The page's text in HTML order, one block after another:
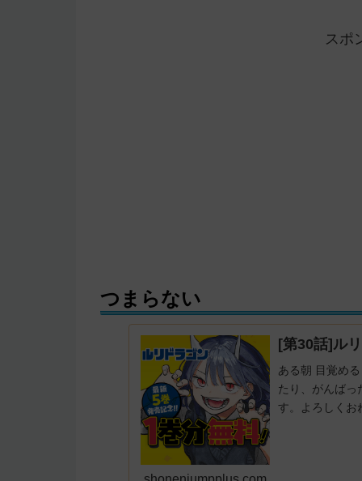
スポ
つまらない
[第30話]ル
ある朝 目覚め
たり、がんばっ
す。よろしく